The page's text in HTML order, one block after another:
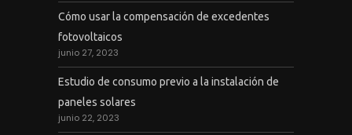
Cómo usar la compensación de excedentes
fotovoltaicos
junio 27, 2023
Estudio de consumo previo a la instalación de
paneles solares
junio 22, 2023